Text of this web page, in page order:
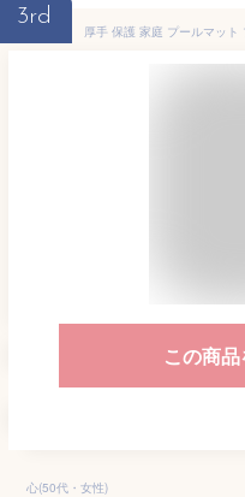
3rd
この商
心(50代・女性)